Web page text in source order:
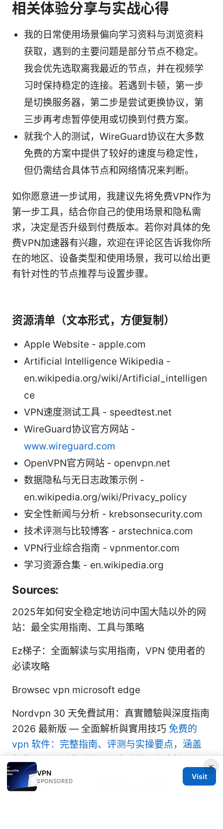
相关体验分享与实战心得
我的日常使用场景偏向学习资料与浏览资料
获取，遇到的主要问题是部分节点不稳定。
我会优先选取离我最近的节点，并在视频学
习时保持稳定的连接。若遇到卡顿，第一步
是切换服务器，第二步是尝试更换协议，第
三步再考虑暂停使用或切换到付费方案。
就我个人的测试，WireGuard协议在大多数
免费的方案中提供了较好的速度与稳定性，
但仍需结合具体节点和网络情况来判断。
如你愿意进一步试用，我建议先将免费VPN作为
第一步工具，结合你自己的使用场景和隐私需
求，决定是否升级到付费版本。若你对具体的免
费VPN加速器有兴趣，欢迎在评论区告诉我你所
在的地区、设备类型和使用场景，我可以给出更
有针对性的节点推荐与设置步骤。
资源清单（文本形式，方便复制）
Apple Website - apple.com
Artificial Intelligence Wikipedia -
en.wikipedia.org/wiki/Artificial_intelligen
ce
VPN速度测试工具 - speedtest.net
WireGuard协议官方网站 -
www.wireguard.com
OpenVPN官方网站 - openvpn.net
数据隐私与无日志政策示例 -
en.wikipedia.org/wiki/Privacy_policy
安全性新闻与分析 - krebsonsecurity.com
技术评测与比较博客 - arstechnica.com
VPN行业综合指南 - vpnmentor.com
学习资源合集 - en.wikipedia.org
Sources:
2025年如何安全稳定地访问中国大陆以外的网
站：最全实用指南、工具与策略
Ez梯子：全面解读与实用指南，VPN 使用者的
必读攻略
Browsec vpn microsoft edge
Nordvpn 30 天免費試用：真實體驗與深度指南
2026 最新版 — 全面解析與實用技巧 免费的
vpn 软件：完整指南、评测与实操要点，涵盖
免费VPN、付费对比、日志政策与安全性
Najlepsze vpn do ogladania polskiej
×
VPN
SPONSORED
Visit